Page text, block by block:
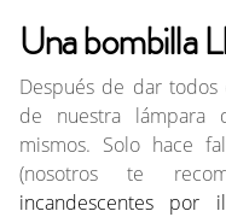
Una bombilla
Después de dar todos
de nuestra lámpara
mismos. Solo hace
(nosotros te
incandescentes por